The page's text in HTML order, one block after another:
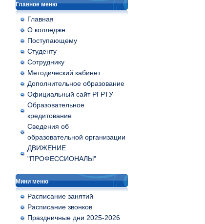
Главное меню
Главная
О колледже
Поступающему
Студенту
Сотруднику
Методический кабинет
Дополнительное образование
Официальный сайт РГРТУ
Образовательное
кредитование
Сведения об
образовательной организации
ДВИЖЕНИЕ
"ПРОФЕССИОНАЛЫ"
Мини меню
Расписание занятий
Расписание звонков
Праздничные дни 2025-2026